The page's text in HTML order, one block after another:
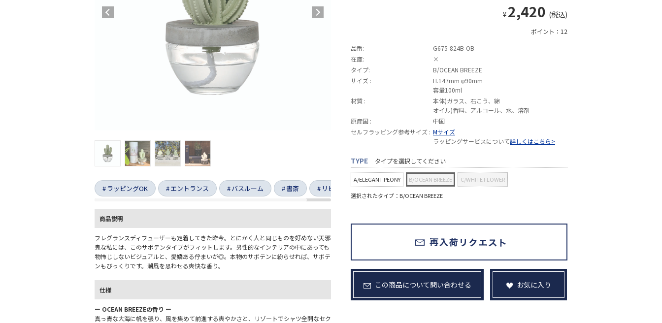
ラッピングOK エントランス バスルーム 書斎 リビング
商品説明
フレグランスディフューザーも定着してきた昨今。とにかく人と同じものを好めない天邪
鬼な私には、このサボテンタイプがフィットします。男性的なインテリアの中にあっても
物怖じしないビジュアルと、愛嬌ある佇まいが◎。本物のサボテンに紛らせれば、サボテ
ンもびっくりです。潮風を思わせる爽快な香り。
仕様
ー OCEAN BREEZEの香り ー
真っ青な大海に帆を張り、風を集めて前進する爽やかさと、リゾートでシャツ全開なセク
¥ 2,420 (税込)
ポイント：12
品番:
G675-824B-OB
在庫:
×
タイプ:
B/OCEAN BREEZE
サイズ :
H.147mm φ90mm
容量100ml
材質 :
本体)ガラス、石こう、綿
オイル)香料、アルコール、水、溶剤
原産国 :
中国
セルフラッピング参考サイズ : Mサイズ
ラッピングサービスについて詳しくはこちら>
TYPE タイプを選択してください
A/ELEGANT PEONY B/OCEAN BREEZE C/WHITE FLOWER
選択されたタイプ：B/OCEAN BREEZE
この商品について問い合わせる お気に入り